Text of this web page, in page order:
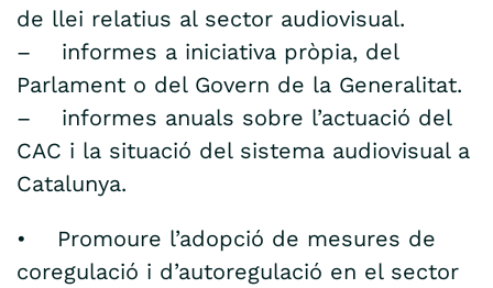
de llei relatius al sector audiovisual.
– informes a iniciativa pròpia, del
Parlament o del Govern de la Generalitat.
– informes anuals sobre l’actuació del
CAC i la situació del sistema audiovisual a
Catalunya.
• Promoure l’adopció de mesures de
coregulació i d’autoregulació en el sector